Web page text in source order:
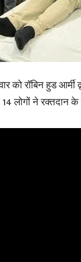
को रॉबिन हुड
लोगों ने रक्तदान के